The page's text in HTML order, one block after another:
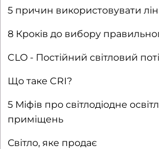
5 причин використовувати
8 Кроків до вибору
CLO - Постійний світловий
Що таке CRI?
5 Міфів про світлодіодне
приміщень
Світло, яке продає